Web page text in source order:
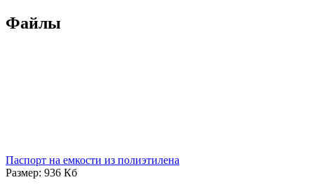
Файлы
Паспорт на емкости из полиэтилена
Размер: 936 Кб